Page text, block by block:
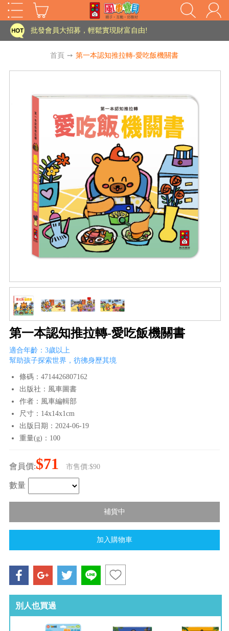
家長樂了!「風車書版集團暨FOOD超人企業總部」目前正興建中!
批發會員大招募，輕鬆實現財富自由!
老師您好!!幼教會員火熱招募中~
批發會員大招募，輕鬆實現財富自由!
老師您好!!幼教會員火熱招募中~
海外購物免煩惱！點我查看『海外購物流程說明』
首頁 ➙ 第一本認知推拉轉-愛吃飯機關書
第一本認知推拉轉-愛吃飯機關書
適合年齡：3歲以上
幫助孩子探索世界，彷彿身歷其境
條碼：4714426807162
出版社：風車圖書
作者：風車編輯部
尺寸：14x14x1cm
出版日期：2024-06-19
重量(g)：100
會員價:$71 市售價:$90
數量
別人也買過